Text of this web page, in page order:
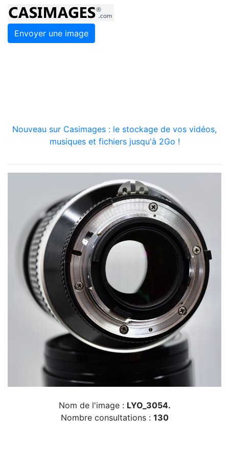
Envoyer une image
Nouveau sur Casimages : le stockage de vos vidéos,
musiques et fichiers jusqu'à 2Go !
Nom de l'image : LYO_3054.
Nombre consultations : 130